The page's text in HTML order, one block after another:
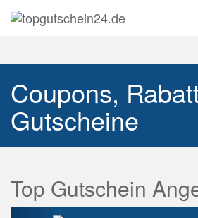
Coupons,
Gutscheine
Top Gutschein